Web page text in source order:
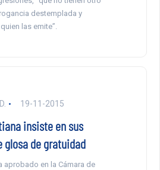
destemplada y
las emite”.
19-11-2015
insiste en sus
de gratuidad
aprobado en la Cámara de